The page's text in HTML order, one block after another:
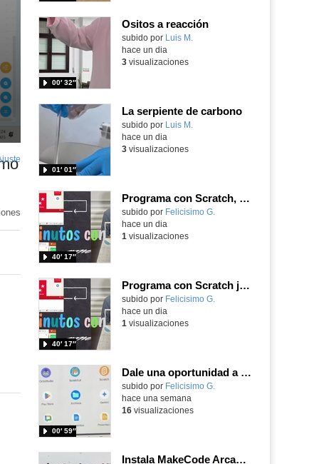
pantalla
Ositos a reacción
Contenido educativo.
subido por Luis M.
00′ 32″
hace un dia
3visualizaciones
La serpiente de carbono
Contenido educativo.
subido por Luis M.
01′ 01″
hace un dia
3visualizaciones
Programa con Scratch, 8 diferentes juegos para vivir la emoción de los partidos de España en el mundial 2026
Contenido educativo.
subido por Felicisimo G.
40′ 17″
hace un dia
1 visualizaciones
Programa con Scratch juegos con los partidos del mundial 2026 ganados por España
Contenido educativo.
subido por Felicisimo G.
40′ 17″
hace un dia
1 visualizaciones
Dale una oportunidad a los Chromebooks y utiliza un proyector para realizar talleres si no tienes pantallas táctiles
Contenido educativo.
subido por Felicisimo G.
00′ 59″
hace una semana
16visualizaciones
Instala MakeCode Arcade para trabajar offline en tu tablet, ordenador, Chromebook